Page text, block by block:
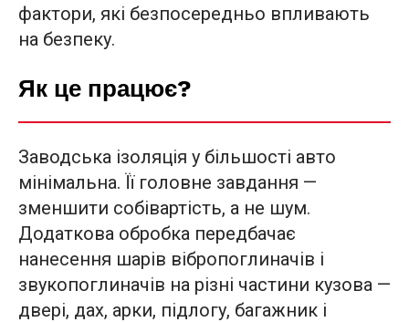
фактори, які безпосередньо впливають
на безпеку.
Як це працює?
Заводська ізоляція у більшості авто
мінімальна. Її головне завдання —
зменшити собівартість, а не шум.
Додаткова обробка передбачає
нанесення шарів вібропоглиначів і
звукопоглиначів на різні частини кузова —
двері, дах, арки, підлогу, багажник і